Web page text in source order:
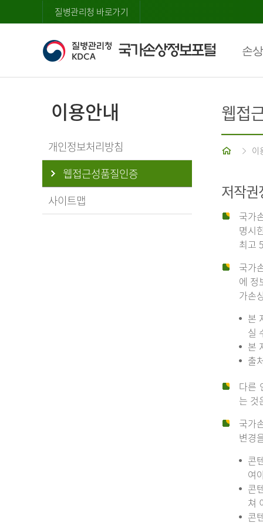
질병관리청 바로가기
손
이용안내
개인정보처리방침
웹접근성품질인증
사이트맵
웹접
홈 이
저작권
국가
명시
최고
국가
에 정
가손
본
실
본
출
다른
는 것
국가
변경
콘
여
콘
쳐
콘